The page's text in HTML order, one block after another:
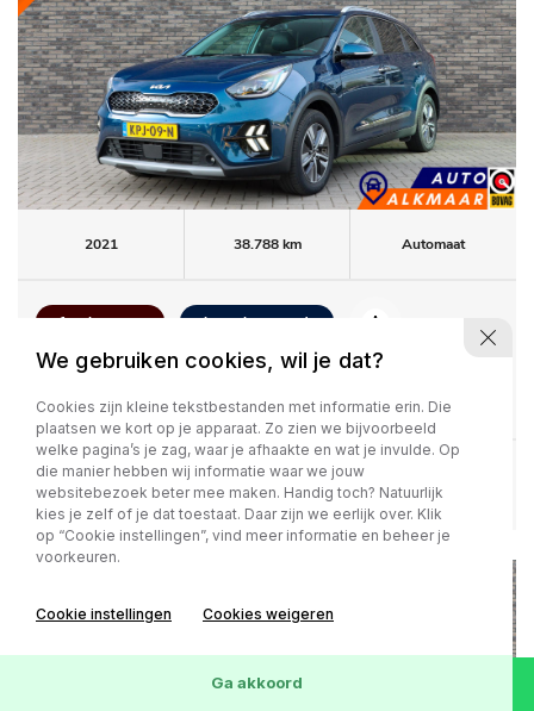
2021 38.788 km Automaat
1e eigenaar Lage km-stand
Kia Niro
1.6 GDi PHEV ExecutiveLine
361 / p.m.
Bekijk deze auto
We gebruiken cookies, wil je dat?
Cookies zijn kleine tekstbestanden met informatie erin. Die
plaatsen we kort op je apparaat. Zo zien we bijvoorbeeld
welke pagina’s je zag, waar je afhaakte en wat je invulde. Op
die manier hebben wij informatie waar we jouw
websitebezoek beter mee maken. Handig toch? Natuurlijk
kies je zelf of je dat toestaat. Daar zijn we eerlijk over. Klik
op “Cookie instellingen”, vind meer informatie en beheer je
voorkeuren.
Cookie instellingen Cookies weigeren
Ga akkoord